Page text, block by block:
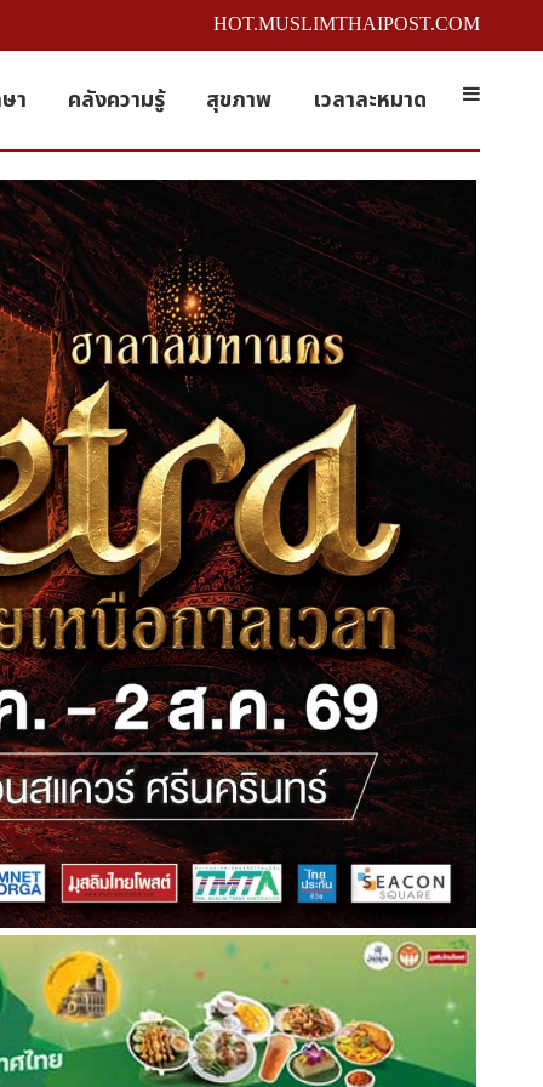
HOT.MUSLIMTHAIPOST.COM
า คลังความรู้ สุขภาพ เวลาละหมาด